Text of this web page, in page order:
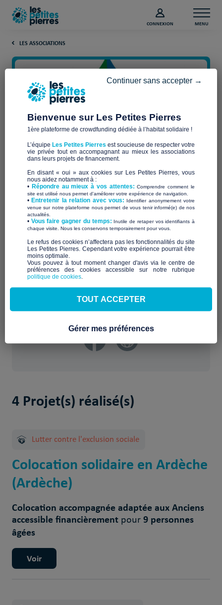
CONNEXION MENU
LES ASSOCIATIONS
Association Encour'âge
Qui sommes-nous ?
Pour lutter contre l’isolement et la précarisation des
personnes âgées, Encour’âge a ouvert, en janvier 2023, une
maison partagée solidaire, sous forme d’une colocation
accompagnée, pour des personnes âgées. Cette maison
partagée se veut accessible financièrement grâce à un fond
de solidarité qui permet d’ajuster la participation financière
du colocataire à ses moyens financiers.
4 Projet(s) réalisé(s)
Lutter contre l'exclusion sociale
Colocation solidaire en Ardèche
(Ardèche)
Colocation accompagnée adaptée aux Anciens
accessible financièrement pour9 personnes
âgées
Voir
Bienvenue sur Les Petites Pierres
1ère plateforme de crowdfunding dédiée à l’habitat solidaire !
L’équipe Les Petites Pierres est soucieuse de respecter votre
vie privée tout en accompagnant au mieux les associations
dans leurs projets de financement.
En disant « oui » aux cookies sur Les Petites Pierres, vous
nous aidez notamment à :
• Répondre au mieux à vos attentes:Comprendre comment le
site est utilisé nous permet d'améliorer votre expérience de navigation.
•Entretenir la relation avec vous: Identifier anonymement votre
venue sur notre plateforme nous permet de vous tenir informé(e) de nos
actualités.
​• Vous faire gagner du temps: Inutile de retaper vos identifiants à
chaque visite. Nous les conservons temporairement pour vous.
​Le refus des cookies n’affectera pas les fonctionnalités du site
Les Petites Pierres. Cependant votre expérience pourrait être
moins optimale.​
Vous pouvez à tout moment changer d'avis via le centre de
préférences des cookies accessible sur notre rubrique
politique de cookies
Continuer sans accepter →
TOUT ACCEPTER
Gérer mes préférences